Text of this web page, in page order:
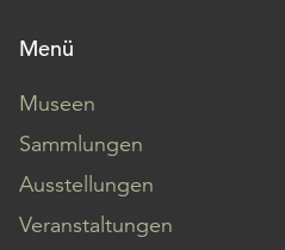
Menü
Museen
Sammlungen
Ausstellungen
Veranstaltungen